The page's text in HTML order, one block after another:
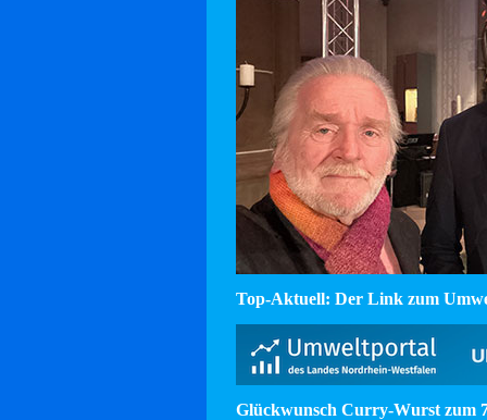
Top-Aktuell: Der Link zum
Glückwunsch Curry-Wurst zum